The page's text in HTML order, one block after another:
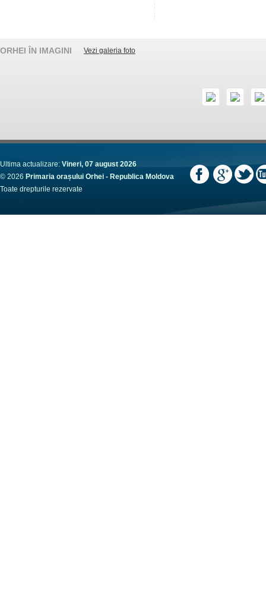
ORHEI ÎN IMAGINI Vezi galeria foto
Ultima actualizare: Vineri, 07 august 2026
© 2026 Primaria orașului Orhei - Republica Moldova
Toate drepturile rezervate